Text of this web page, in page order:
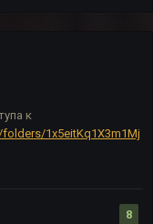
к
1x5eitKq1X3m1Mj
8